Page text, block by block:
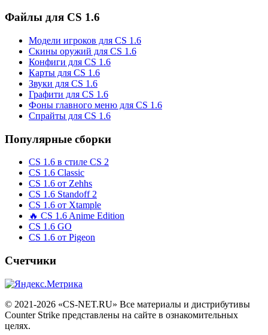
Файлы для CS 1.6
Модели игроков для CS 1.6
Скины оружий для CS 1.6
Конфиги для CS 1.6
Карты для CS 1.6
Звуки для CS 1.6
Графити для CS 1.6
Фоны главного меню для CS 1.6
Спрайты для CS 1.6
Популярные сборки
CS 1.6 в стиле CS 2
CS 1.6 Classic
CS 1.6 от Zehhs
CS 1.6 Standoff 2
CS 1.6 от Xtample
🔥 CS 1.6 Anime Edition
CS 1.6 GO
CS 1.6 от Pigeon
Счетчики
© 2021-2026 «CS-NET.RU» Все материалы и дистрибутивы
Counter Strike представлены на сайте в ознакомительных
целях.